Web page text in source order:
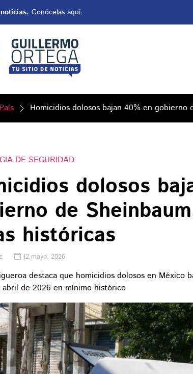
Conócelas aquí.
Homicidios dolosos bajan 40% en
DE SEGURIDAD
dolosos
de
históricas
12 mayo, 2026
destaca que homicidios dolosos en México
de 2026 en mínimo histórico